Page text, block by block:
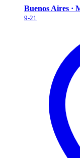
Buenos Aires ·
9-21